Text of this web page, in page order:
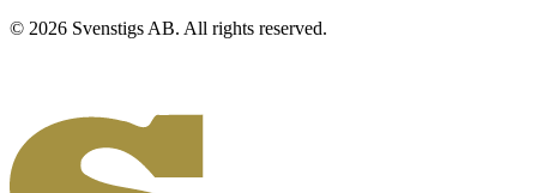
© 2026 Svenstigs AB. All rights reserved.